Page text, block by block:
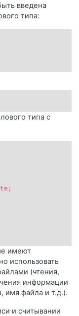
введена
типа:
типа с
имеют
использовать
(чтения,
информации
имя файла и т.д.).
и считывании